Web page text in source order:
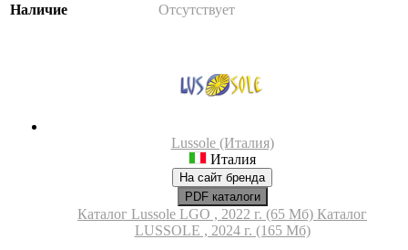
Наличие
Отсутствует
Lussole (Италия)
Италия
На сайт бренда
PDF каталоги
Каталог Lussole LGO , 2022 г. (65 Мб) Каталог
LUSSOLE , 2024 г. (165 Мб)